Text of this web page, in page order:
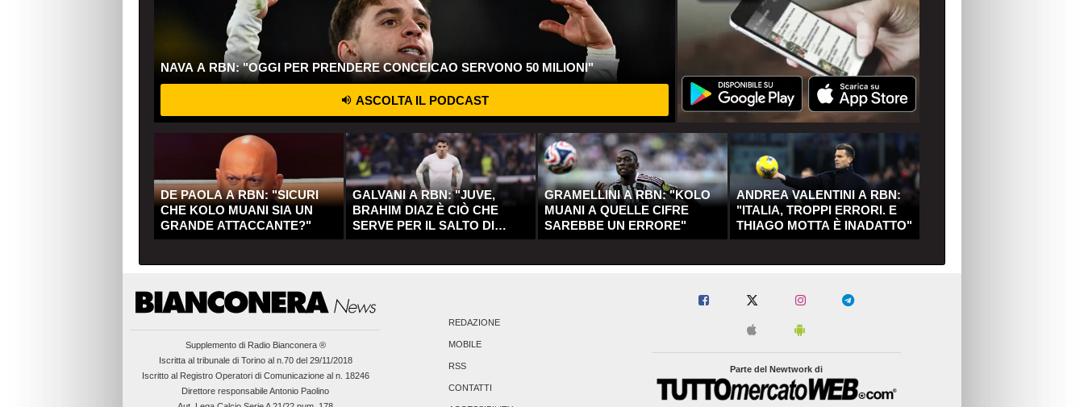
NAVA A RBN: "OGGI PER PRENDERE CONCEICAO SERVONO 50 MILIONI"
ASCOLTA IL PODCAST
DE PAOLA A RBN: "SICURI
CHE KOLO MUANI SIA UN
GRANDE ATTACCANTE?"
GALVANI A RBN: "JUVE,
BRAHIM DIAZ È CIÒ CHE
SERVE PER IL SALTO DI
QUALITÀ"
GRAMELLINI A RBN: "KOLO
MUANI A QUELLE CIFRE
SAREBBE UN ERRORE"
ANDREA VALENTINI A RBN:
"ITALIA, TROPPI ERRORI. E
THIAGO MOTTA È INADATTO"
Supplemento di Radio Bianconera ®
Iscritta al tribunale di Torino al n.70 del 29/11/2018
Iscritto al Registro Operatori di Comunicazione al n. 18246
Direttore responsabile Antonio Paolino
REDAZIONE
MOBILE
RSS
CONTATTI
Parte del Newtwork di